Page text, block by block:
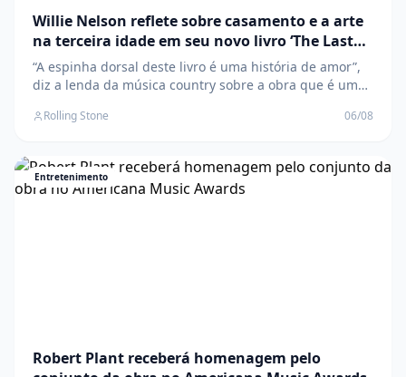
Willie Nelson reflete sobre casamento e a arte
na terceira idade em seu novo livro ‘The Last
Leaf’
“A espinha dorsal deste livro é uma história de amor”,
diz a lenda da música country sobre a obra que é uma
reflete sobre casamento e a arte na terceira idade em
Rolling Stone Brasil .
Rolling Stone 06/08
Entretenimento
Robert Plant receberá homenagem pelo